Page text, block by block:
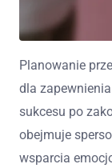
Planowanie
dla
sukcesu po
obejmuje
wsparcia